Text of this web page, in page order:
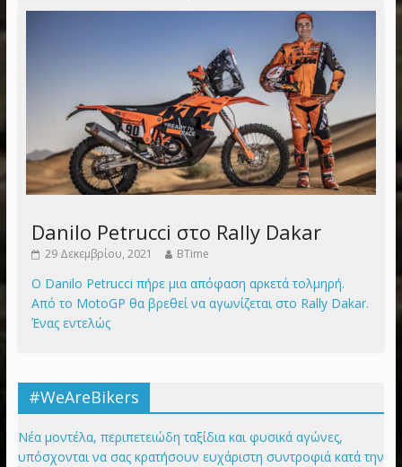
Danilo Petrucci στο Rally Dakar
29 Δεκεμβρίου, 2021 BTime
Ο Danilo Petrucci πήρε μια απόφαση αρκετά τολμηρή.
Από το MotoGP θα βρεθεί να αγωνίζεται στο Rally Dakar.
Ένας εντελώς
#WeAreBikers
Νέα μοντέλα, περιπετειώδη ταξίδια και φυσικά αγώνες,
υπόσχονται να σας κρατήσουν ευχάριστη συντροφιά κατά την